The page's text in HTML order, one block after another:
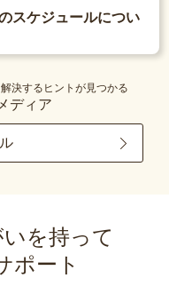
スケジュールについ
決するヒントが見つかる
ディア
を持って
ポート